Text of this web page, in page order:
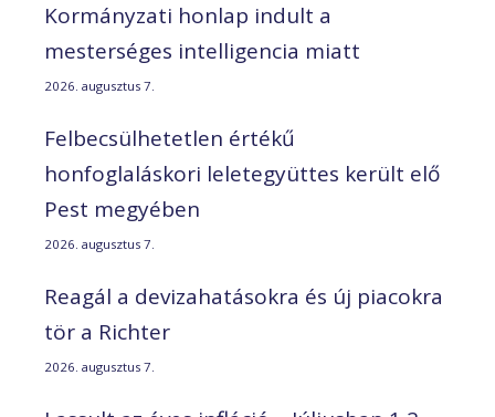
Kormányzati honlap indult a
mesterséges intelligencia miatt
2026. augusztus 7.
Felbecsülhetetlen értékű
honfoglaláskori leletegyüttes került elő
Pest megyében
2026. augusztus 7.
Reagál a devizahatásokra és új piacokra
tör a Richter
2026. augusztus 7.